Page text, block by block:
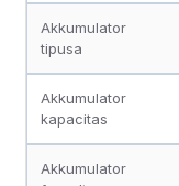
Akkumulator
tipusa
Akkumulator
kapacitas
Akkumulator